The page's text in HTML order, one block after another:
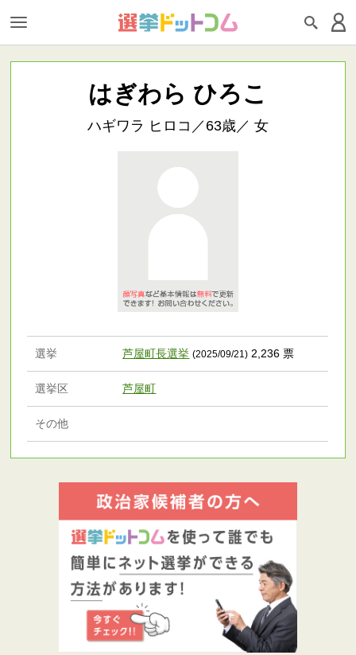
はぎわら ひろこ
ハギワラ ヒロコ／63歳／ 女
選挙 芦屋町長選挙 (2025/09/21) 2,236 票
選挙区 芦屋町
その他